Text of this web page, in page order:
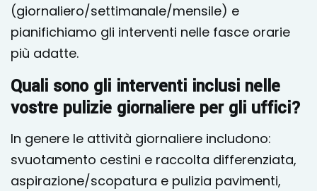
(giornaliero/settimanale/mensile) e
pianifichiamo gli interventi nelle fasce orarie
più adatte.
Quali sono gli interventi inclusi nelle
vostre pulizie giornaliere per gli uffici?
In genere le attività giornaliere includono:
svuotamento cestini e raccolta differenziata,
aspirazione/scopatura e pulizia pavimenti,